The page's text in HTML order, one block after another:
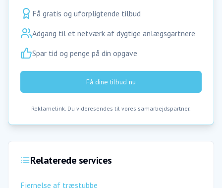
Få gratis og uforpligtende tilbud
Adgang til et netværk af dygtige anlægsgartnere
Spar tid og penge på din opgave
Få dine tilbud nu
Reklamelink. Du videresendes til vores samarbejdspartner.
Relaterede services
Fjernelse af træstubbe